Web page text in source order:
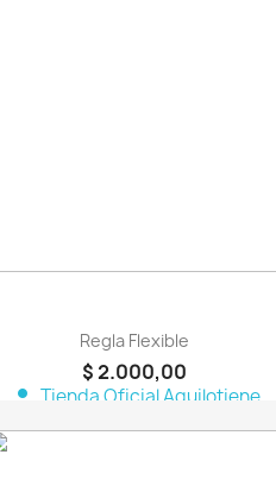
Regla Flexible
$ 2.000,00
person Tienda Oficial Aquilotiene